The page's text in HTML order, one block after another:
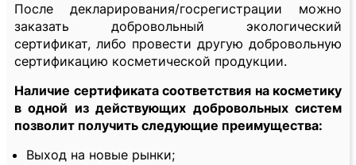
После декларирования/госрегистрации можно
заказать добровольный экологический
сертификат, либо провести другую добровольную
сертификацию косметической продукции.
Наличие сертификата соответствия на косметику
в одной из действующих добровольных систем
позволит получить следующие преимущества:
Выход на новые рынки;